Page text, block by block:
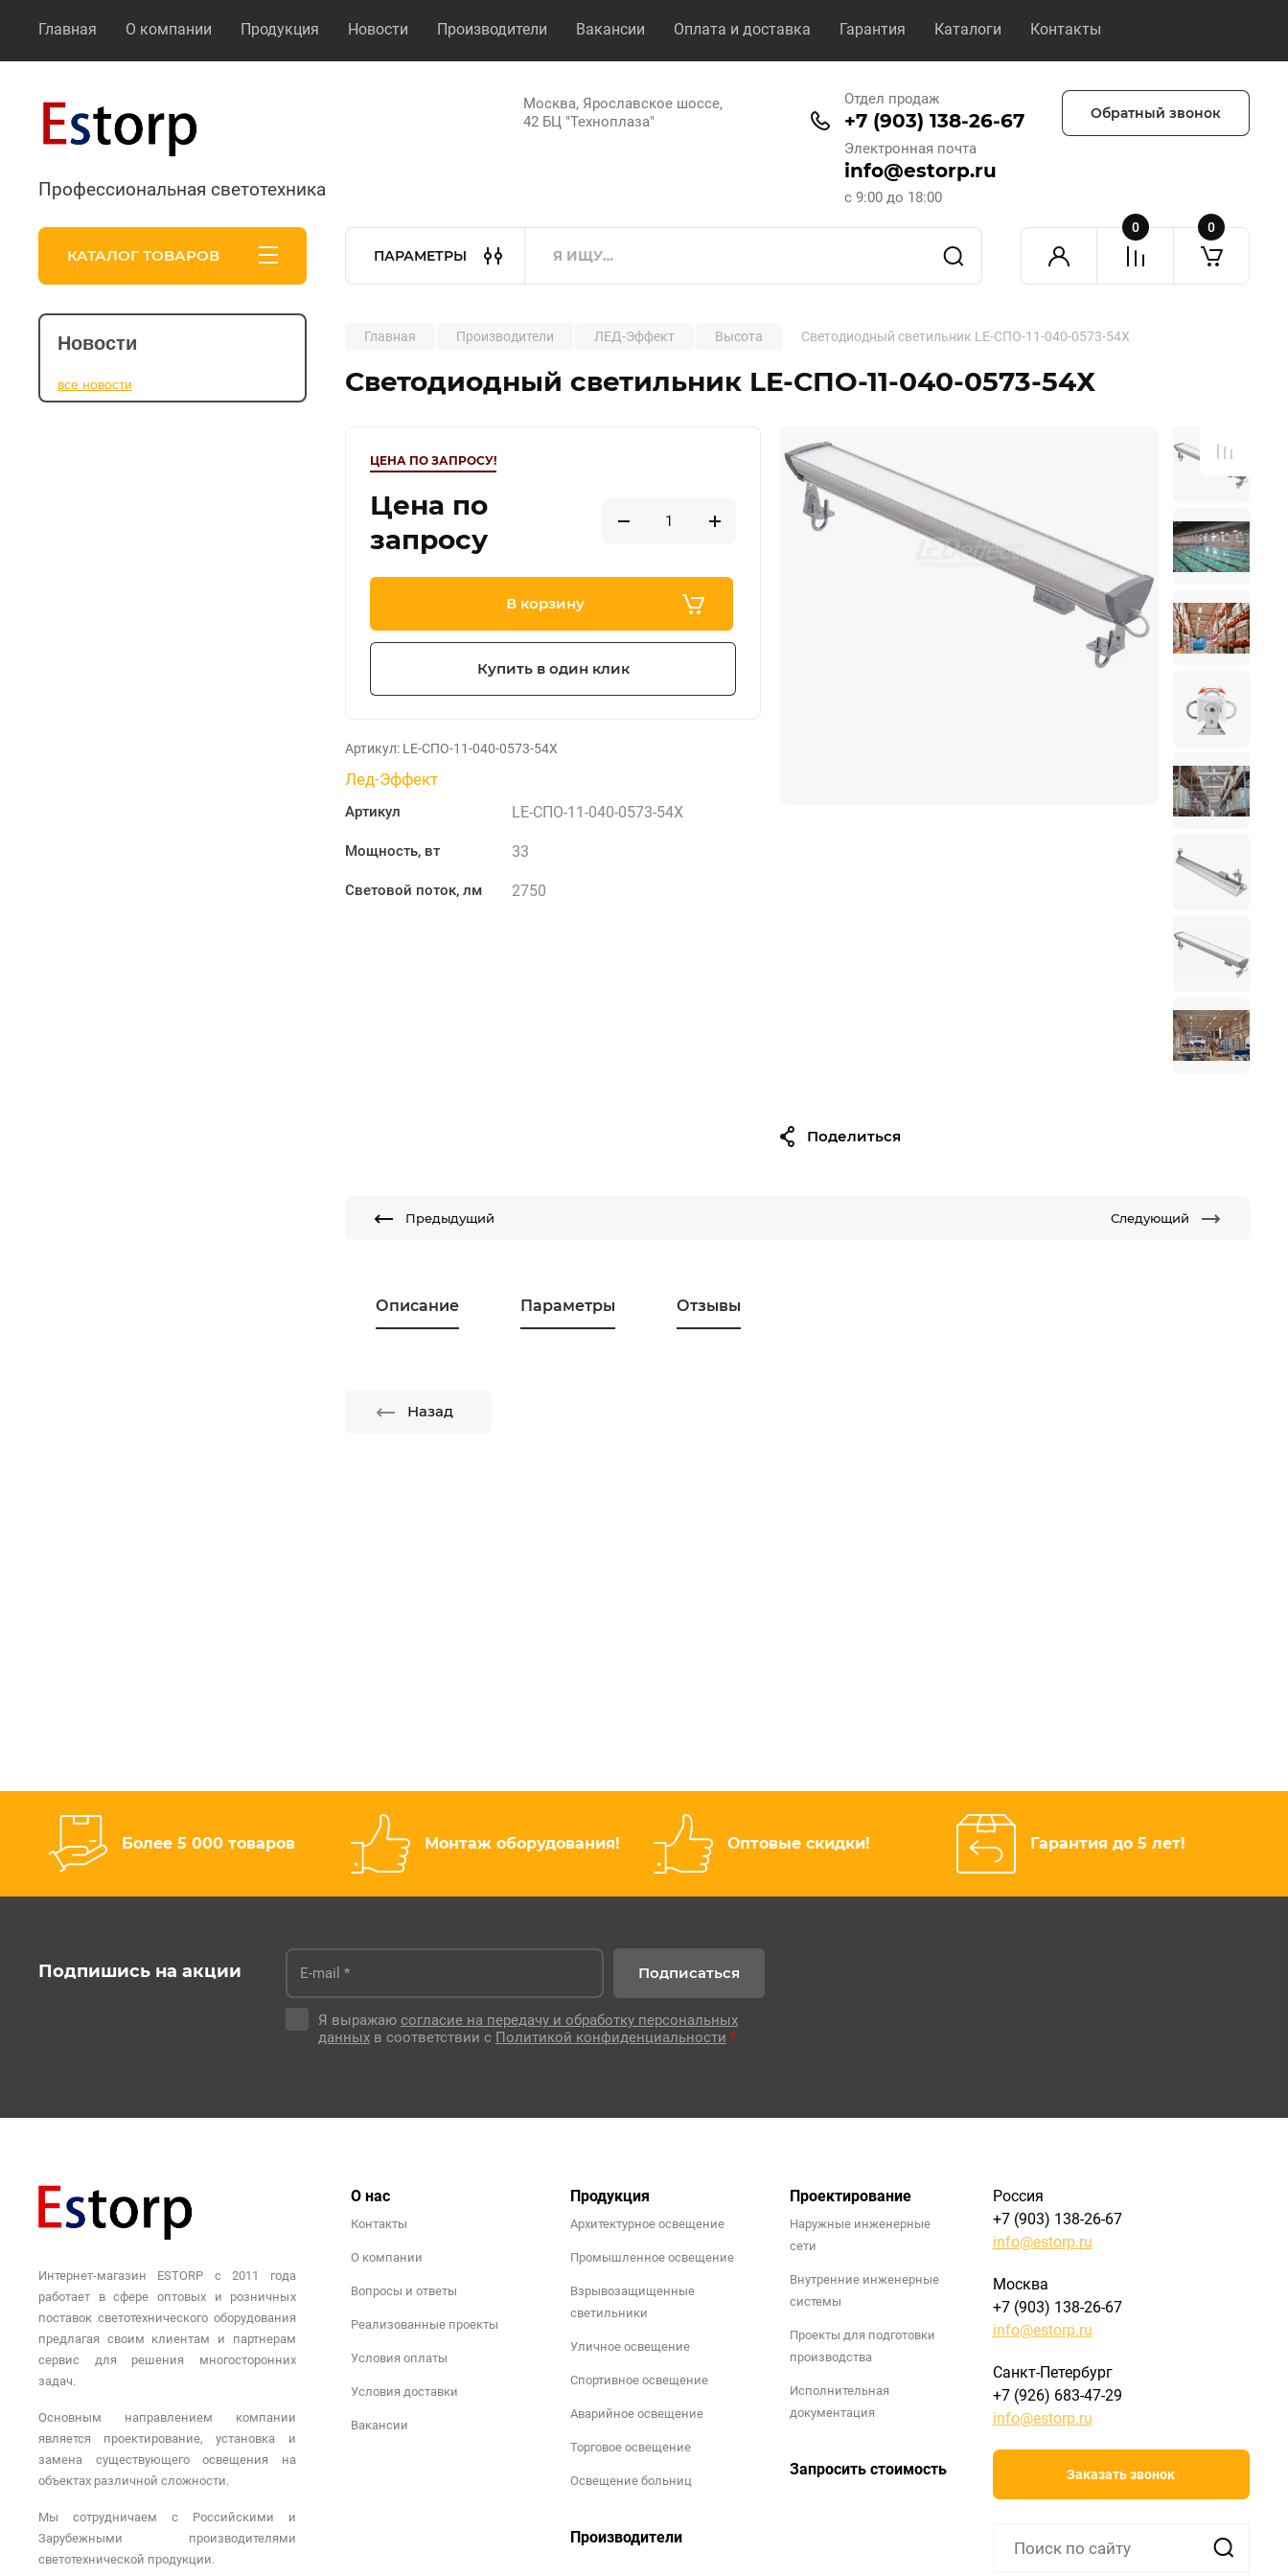
Главная О компании Продукция Новости Производители Вакансии Оплата и доставка Гарантия Каталоги Контакты
Профессиональная светотехника
Москва, Ярославское шоссе,
42 БЦ "Техноплаза"
Отдел продаж
+7 (903) 138-26-67
Электронная почта
info@estorp.ru
с 9:00 до 18:00
Обратный звонок
КАТАЛОГ ТОВАРОВ ПАРАМЕТРЫ
0 0
Новости
все новости
Главная Производители ЛЕД-Эффект Высота Светодиодный светильник LE-СПО-11-040-0573-54Х
Светодиодный светильник LE-СПО-11-040-0573-54Х
ЦЕНА ПО ЗАПРОСУ!
Цена по
запросу
В корзину
Купить в один клик
Артикул: LE-СПО-11-040-0573-54Х
Лед-Эффект
Артикул LE-СПО-11-040-0573-54Х
Мощность, вт 33
Световой поток, лм 2750
Поделиться
Предыдущий Следующий
Описание Параметры Отзывы
Назад
Более 5 000 товаров Монтаж оборудования! Оптовые скидки! Гарантия до 5 лет!
Подпишись на акции
Я выражаю согласие на передачу и обработку персональных
данныхв соответствии с Политикой конфиденциальности *
Подписаться
Интернет-магазин ESTORP с 2011 года
работает в сфере оптовых и розничных
поставок светотехнического оборудования
предлагая своим клиентам и партнерам
сервис для решения многосторонних
задач.
Основным направлением компании
является проектирование, установка и
замена существующего освещения на
объектах различной сложности.
Мы сотрудничаем с Российскими и
Зарубежными производителями
светотехнической продукции.
О нас
Контакты
О компании
Вопросы и ответы
Реализованные проекты
Условия оплаты
Условия доставки
Вакансии
Продукция
Архитектурное освещение
Промышленное освещение
Взрывозащищенные
светильники
Уличное освещение
Спортивное освещение
Аварийное освещение
Торговое освещение
Освещение больниц
Производители
Проектирование
Наружные инженерные
сети
Внутренние инженерные
системы
Проекты для подготовки
производства
Исполнительная
документация
Запросить стоимость
Россия
+7 (903) 138-26-67
info@estorp.ru
Москва
+7 (903) 138-26-67
info@estorp.ru
Санкт-Петербург
+7 (926) 683-47-29
info@estorp.ru
Заказать звонок